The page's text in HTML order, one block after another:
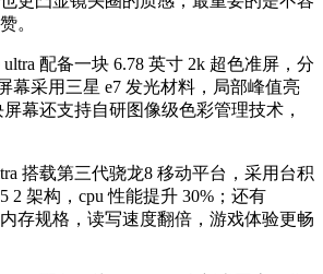
。
配备一块 6.78 英寸 2k 超色准屏，分
幕采用三星 e7 发光材料，局部峰值亮
幕还支持自研图像级色彩管理技术，
搭载第三代骁龙8 移动平台，采用台积
2 架构，cpu 性能提升 30%；还有
存规格，读写速度翻倍，游戏体验更畅